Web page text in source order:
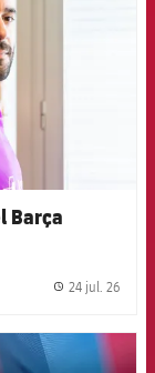
Barça
24 jul. 26
badge